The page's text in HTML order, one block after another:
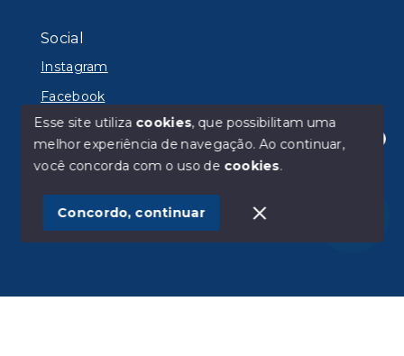
Olá! Estamos disponíveis para te ajudar.
Social
Instagram
Facebook
© Copyright 2026 - Lyon Imóveis - Todos os direitos
SITE PARA IMOBILIARIA
Esse site utiliza cookies, que possibilitam uma
melhor experiência de navegação.Ao continuar,
você concorda com o uso de cookies.
Concordo, continuar